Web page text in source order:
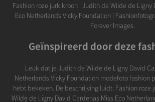
Fashion roze jurk kroon | Judith de Wilde de Ligny
Eco Netherlands Vicky Foundation |
Forever Images.
Geïnspireerd door deze
Leuk dat je Judith de Wilde de Ligny David
Netherlands Vicky Foundation modefoto fashion
hebt bekeken. De beschrijving luidt: Fashion roze
Wilde de Ligny David Cardenas Miss Eco